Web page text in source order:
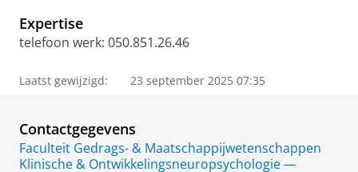
P
o
a
Expertise
telefoon werk: 050.851.26.46
Laatst gewijzigd: 23 september 2025 07:35
Contactgegevens
Faculteit Gedrags- & Maatschappijwetenschappen
Klinische & Ontwikkelingsneuropsychologie —